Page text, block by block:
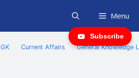
Menu
Current Affairs General Knowledge
Subscribe